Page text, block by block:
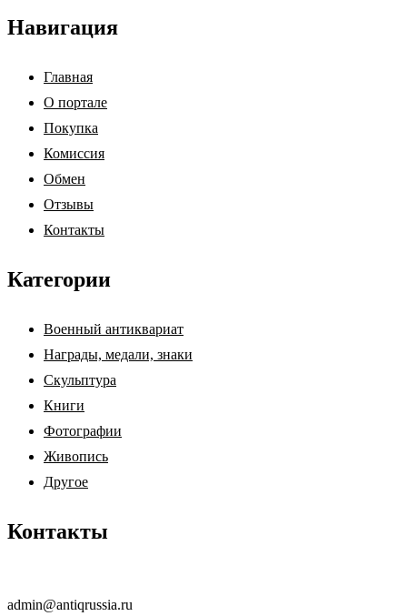
Навигация
Главная
О портале
Покупка
Комиссия
Обмен
Отзывы
Контакты
Категории
Военный антиквариат
Награды, медали, знаки
Скульптура
Книги
Фотографии
Живопись
Другое
Контакты
admin@antiqrussia.ru